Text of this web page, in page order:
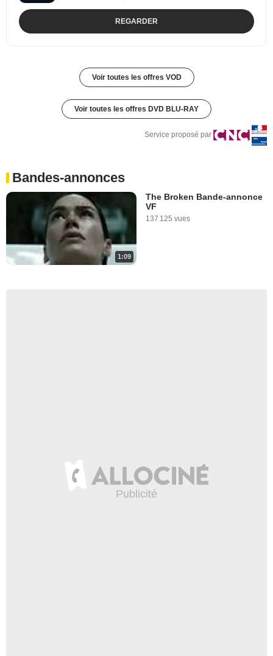
REGARDER
Voir toutes les offres VOD
Voir toutes les offres DVD BLU-RAY
Service proposé par
Bandes-annonces
1:09
The Broken Bande-annonce
VF
137 125 vues